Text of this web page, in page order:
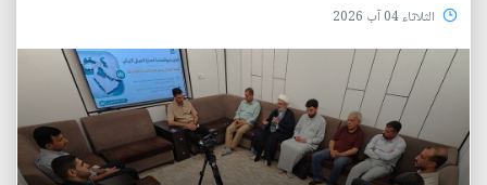
الثلاثاء 04 آب 2026